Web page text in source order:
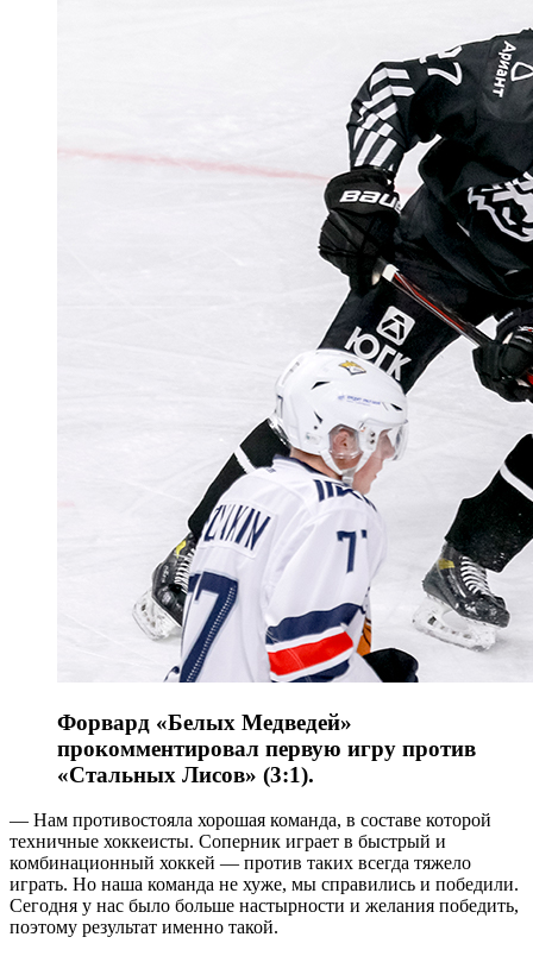
Форвард «Белых Медведей»
прокомментировал первую игру против
«Стальных Лисов» (3:1).
― Нам противостояла хорошая команда, в составе которой
техничные хоккеисты. Соперник играет в быстрый и
комбинационный хоккей ― против таких всегда тяжело
играть. Но наша команда не хуже, мы справились и победили.
Сегодня у нас было больше настырности и желания победить,
поэтому результат именно такой.